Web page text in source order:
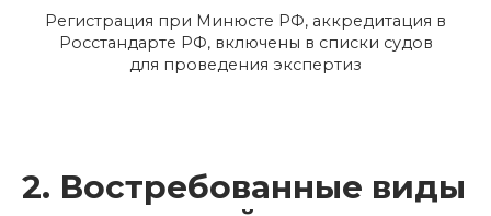
Регистрация при Минюсте РФ, аккредитация в
Росстандарте РФ, включены в списки судов
для проведения экспертиз
2. Востребованные виды